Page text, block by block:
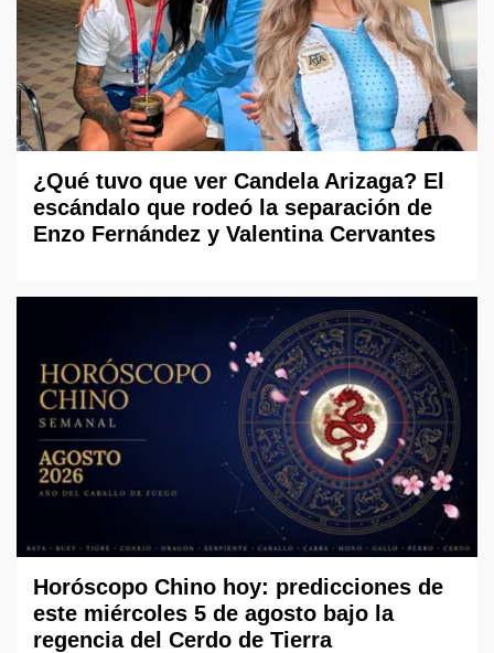
¿Qué tuvo que ver Candela Arizaga? El
escándalo que rodeó la separación de
Enzo Fernández y Valentina Cervantes
Horóscopo Chino hoy: predicciones de
este miércoles 5 de agosto bajo la
regencia del Cerdo de Tierra